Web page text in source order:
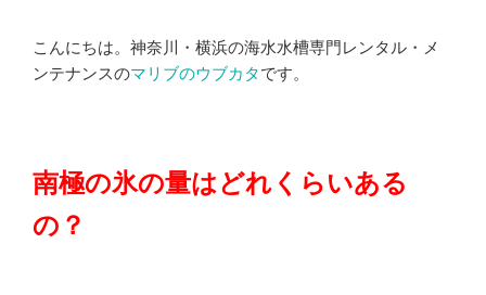
こんにちは。神奈川・横浜の海水水槽専門レンタル・メ
ンテナンスのマリブのウブカタです。
南極の氷の量はどれくらいある
の？